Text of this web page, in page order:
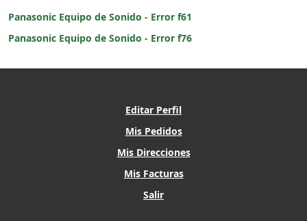
Panasonic Equipo de Sonido - Error f61
Panasonic Equipo de Sonido - Error f76
Editar Perfil
Mis Pedidos
Mis Direcciones
Mis Facturas
Salir